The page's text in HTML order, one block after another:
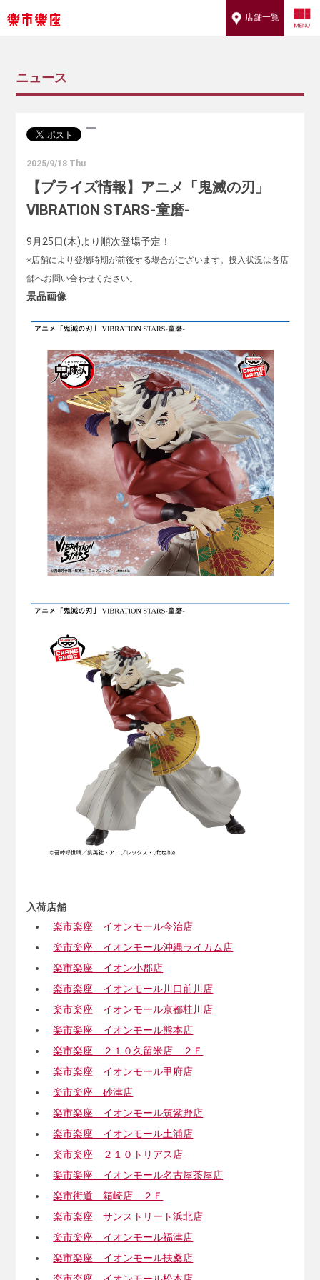
店舗一覧
ニュース
2025/9/18 Thu
【プライズ情報】アニメ「鬼滅の刃」
VIBRATION STARS-童磨-
9月25日(木)より順次登場予定！
※店舗により登場時期が前後する場合がございます。投入状況は各店
舗へお問い合わせください。
景品画像
入荷店舗
楽市楽座 イオンモール今治店
楽市楽座 イオンモール沖縄ライカム店
楽市楽座 イオン小郡店
楽市楽座 イオンモール川口前川店
楽市楽座 イオンモール京都桂川店
楽市楽座 イオンモール熊本店
楽市楽座 ２１０久留米店 ２Ｆ
楽市楽座 イオンモール甲府店
楽市楽座 砂津店
楽市楽座 イオンモール筑紫野店
楽市楽座 イオンモール土浦店
楽市楽座 ２１０トリアス店
楽市楽座 イオンモール名古屋茶屋店
楽市街道 箱崎店 ２Ｆ
楽市楽座 サンストリート浜北店
楽市楽座 イオンモール福津店
楽市楽座 イオンモール扶桑店